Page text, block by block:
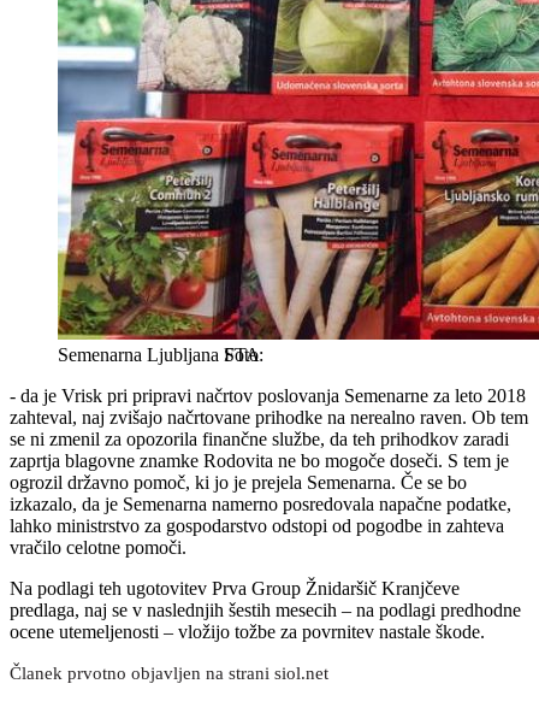
Semenarna Ljubljana STA
- da je Vrisk pri pripravi načrtov poslovanja Semenarne za leto 2018
zahteval, naj zvišajo načrtovane prihodke na nerealno raven. Ob tem
se ni zmenil za opozorila finančne službe, da teh prihodkov zaradi
zaprtja blagovne znamke Rodovita ne bo mogoče doseči. S tem je
ogrozil državno pomoč, ki jo je prejela Semenarna. Če se bo
izkazalo, da je Semenarna namerno posredovala napačne podatke,
lahko ministrstvo za gospodarstvo odstopi od pogodbe in zahteva
vračilo celotne pomoči.
Na podlagi teh ugotovitev Prva Group Žnidaršič Kranjčeve
predlaga, naj se v naslednjih šestih mesecih – na podlagi predhodne
ocene utemeljenosti – vložijo tožbe za povrnitev nastale škode.
Članek prvotno objavljen na strani siol.net